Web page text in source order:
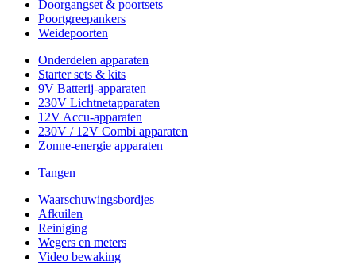
Doorgangset & poortsets
Poortgreepankers
Weidepoorten
Onderdelen apparaten
Starter sets & kits
9V Batterij-apparaten
230V Lichtnetapparaten
12V Accu-apparaten
230V / 12V Combi apparaten
Zonne-energie apparaten
Tangen
Waarschuwingsbordjes
Afkuilen
Reiniging
Wegers en meters
Video bewaking